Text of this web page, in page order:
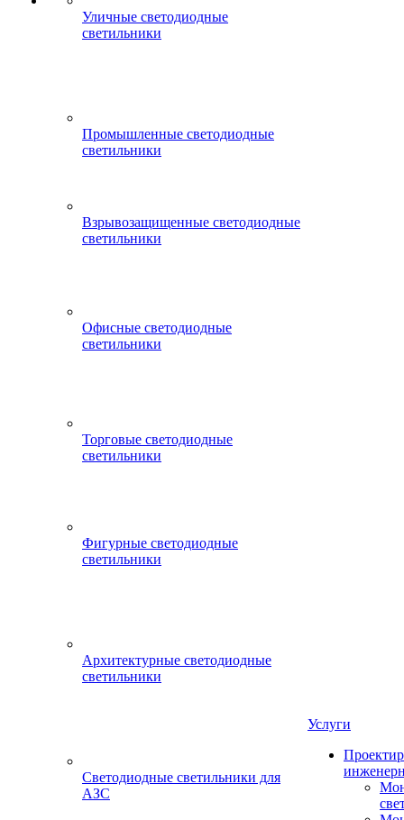
Уличные светодиодные
светильники
Промышленные светодиодные
светильники
Взрывозащищенные светодиодные
светильники
Офисные светодиодные
светильники
Торговые светодиодные
светильники
Фигурные светодиодные
светильники
Архитектурные светодиодные
светильники
Светодиодные светильники для
АЗС
Услуги